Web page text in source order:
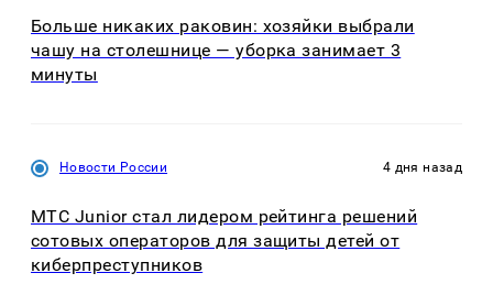
Больше никаких раковин: хозяйки выбрали
чашу на столешнице — уборка занимает 3
минуты
Новости России 4 дня назад
МТС Junior стал лидером рейтинга решений
сотовых операторов для защиты детей от
киберпреступников